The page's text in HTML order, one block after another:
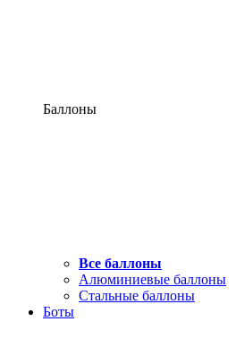
Баллоны
Все баллоны
Алюминиевые баллоны
Стальные баллоны
Боты